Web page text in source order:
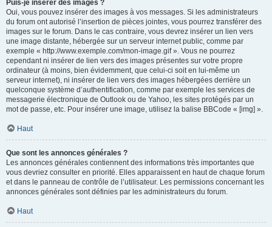
Puis-je insérer des images ?
Oui, vous pouvez insérer des images à vos messages. Si les administrateurs
du forum ont autorisé l’insertion de pièces jointes, vous pourrez transférer des
images sur le forum. Dans le cas contraire, vous devrez insérer un lien vers
une image distante, hébergée sur un serveur internet public, comme par
exemple « http://www.exemple.com/mon-image.gif ». Vous ne pourrez
cependant ni insérer de lien vers des images présentes sur votre propre
ordinateur (à moins, bien évidemment, que celui-ci soit en lui-même un
serveur internet), ni insérer de lien vers des images hébergées derrière un
quelconque système d’authentification, comme par exemple les services de
messagerie électronique de Outlook ou de Yahoo, les sites protégés par un
mot de passe, etc. Pour insérer une image, utilisez la balise BBCode « [img] ».
Haut
Que sont les annonces générales ?
Les annonces générales contiennent des informations très importantes que
vous devriez consulter en priorité. Elles apparaissent en haut de chaque forum
et dans le panneau de contrôle de l’utilisateur. Les permissions concernant les
annonces générales sont définies par les administrateurs du forum.
Haut